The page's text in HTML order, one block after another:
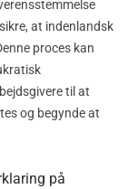
at indenlandsk
proces kan
til at
og begynde at
på